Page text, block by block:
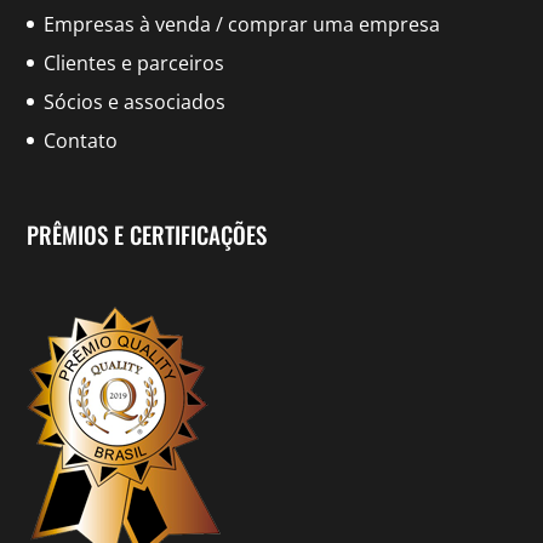
Empresas à venda / comprar uma empresa
Clientes e parceiros
Sócios e associados
Contato
PRÊMIOS E CERTIFICAÇÕES